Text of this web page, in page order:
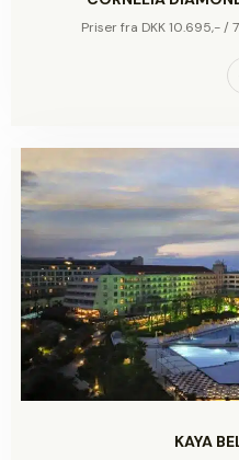
Priser fra DKK 10.695,-
KAYA